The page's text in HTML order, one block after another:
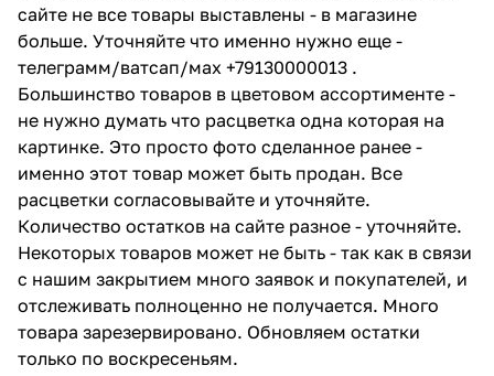
сайте не все товары выставлены - в магазине
больше. Уточняйте что именно нужно еще -
телеграмм/ватсап/мах +79130000013 .
Большинство товаров в цветовом ассортименте -
не нужно думать что расцветка одна которая на
картинке. Это просто фото сделанное ранее -
именно этот товар может быть продан. Все
расцветки согласовывайте и уточняйте.
Количество остатков на сайте разное - уточняйте.
Некоторых товаров может не быть - так как в связи
с нашим закрытием много заявок и покупателей, и
отслеживать полноценно не получается. Много
товара зарезервировано. Обновляем остатки
только по воскресеньям.